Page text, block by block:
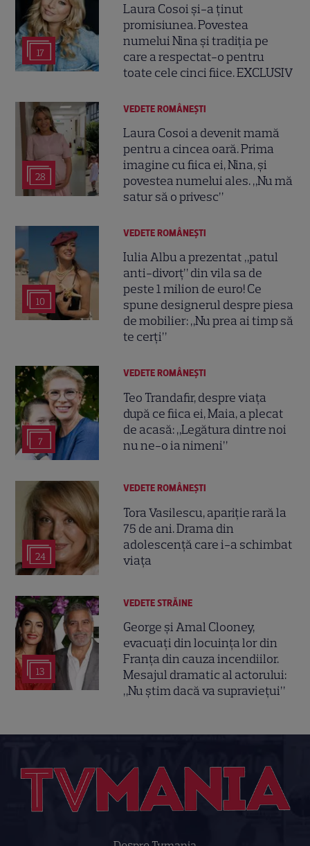
17
Laura Cosoi și-a ținut
promisiunea. Povestea
numelui Nina și tradiția pe
care a respectat-o pentru
toate cele cinci fiice. EXCLUSIV
28
VEDETE ROMÂNEŞTI
Laura Cosoi a devenit mamă
pentru a cincea oară. Prima
imagine cu fiica ei, Nina, și
povestea numelui ales. „Nu mă
satur să o privesc”
10
VEDETE ROMÂNEŞTI
Iulia Albu a prezentat „patul
anti-divorț” din vila sa de
peste 1 milion de euro! Ce
spune designerul despre piesa
de mobilier: „Nu prea ai timp să
te cerți”
7
VEDETE ROMÂNEŞTI
Teo Trandafir, despre viața
după ce fiica ei, Maia, a plecat
de acasă: „Legătura dintre noi
nu ne-o ia nimeni”
24
VEDETE ROMÂNEŞTI
Tora Vasilescu, apariție rară la
75 de ani. Drama din
adolescență care i-a schimbat
viața
13
VEDETE STRĂINE
George și Amal Clooney,
evacuați din locuința lor din
Franța din cauza incendiilor.
Mesajul dramatic al actorului:
„Nu știm dacă va supraviețui”